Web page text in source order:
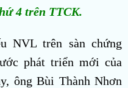
4 trên TTCK.
NVL trên sàn chứng
phát triển mới của
ông Bùi Thành Nhơn